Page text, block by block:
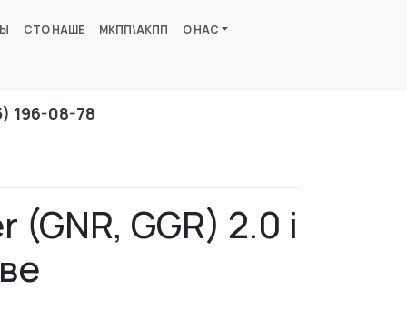
СТО НАШЕ МКПП\АКПП
О НАС
196-08-78
(GNR, GGR) 2.0 i